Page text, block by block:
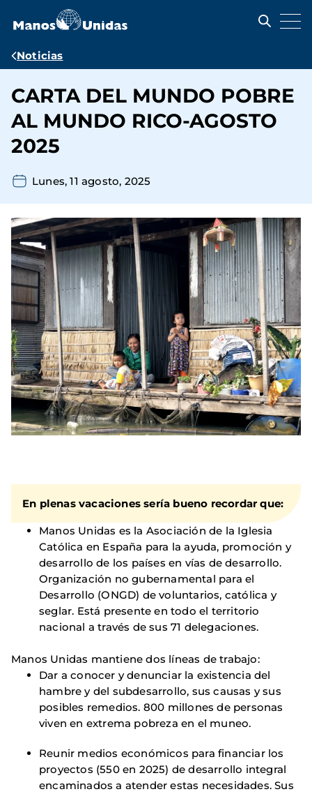
contenido
Ruta
navegación
Noticias
CARTA DEL MUNDO POBRE
AL MUNDO RICO-AGOSTO
2025
Lunes, 11 agosto, 2025
En plenas vacaciones sería bueno recordar que:
Manos Unidas es la Asociación de la Iglesia
Católica en España para la ayuda, promoción y
desarrollo de los países en vías de desarrollo.
Organización no gubernamental para el
Desarrollo (ONGD) de voluntarios, católica y
seglar. Está presente en todo el territorio
nacional a través de sus 71 delegaciones.
Manos Unidas mantiene dos líneas de trabajo:
Dar a conocer y denunciar la existencia del
hambre y del subdesarrollo, sus causas y sus
posibles remedios. 800 millones de personas
viven en extrema pobreza en el muneo.
Reunir medios económicos para financiar los
proyectos (550 en 2025) de desarrollo integral
encaminados a atender estas necesidades. Sus